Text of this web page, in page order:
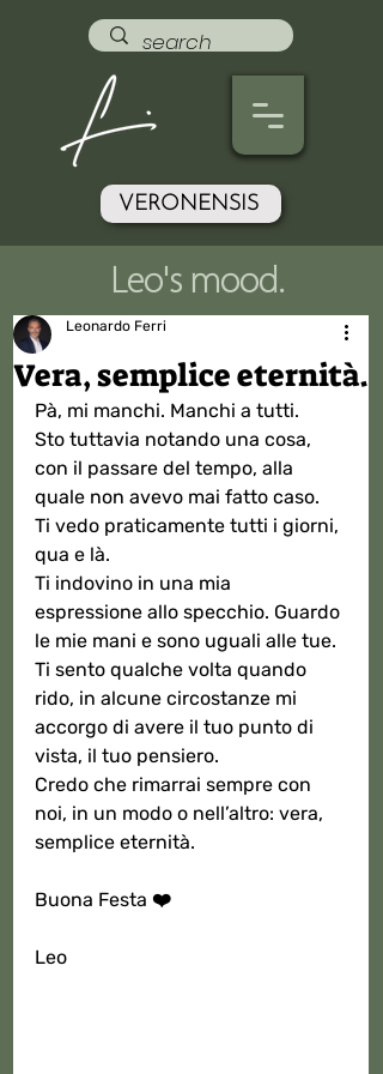
VERONENSIS
Leo's mood.
Vera, semplice eternità.
Leonardo Ferri
Pà, mi manchi. Manchi a tutti.
Sto tuttavia notando una cosa,
con il passare del tempo, alla
quale non avevo mai fatto caso.
Ti vedo praticamente tutti i giorni,
qua e là.
Ti indovino in una mia
espressione allo specchio. Guardo
le mie mani e sono uguali alle tue.
Ti sento qualche volta quando
rido, in alcune circostanze mi
accorgo di avere il tuo punto di
vista, il tuo pensiero.
Credo che rimarrai sempre con
noi, in un modo o nell’altro: vera,
semplice eternità.
Buona Festa ❤️
Leo